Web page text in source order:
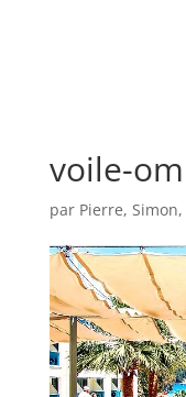
voile-
par Pierre,